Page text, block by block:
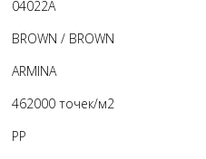
04022A
BROWN / BROWN
ARMINA
462000 точек/м2
PP